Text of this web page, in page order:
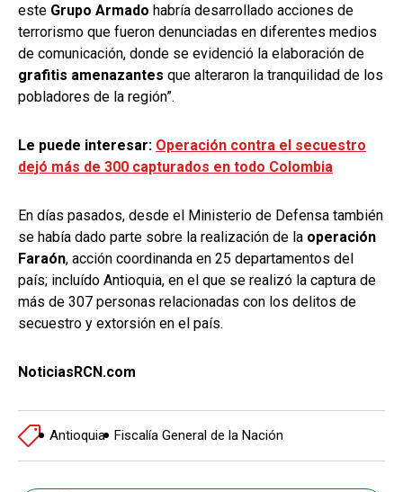
este Grupo Armado habría desarrollado acciones de
terrorismo que fueron denunciadas en diferentes medios
de comunicación, donde se evidenció la elaboración de
grafitis amenazantes que alteraron la tranquilidad de los
pobladores de la región”.
Le puede interesar: Operación contra el secuestro
dejó más de 300 capturados en todo Colombia
En días pasados, desde el Ministerio de Defensa también
se había dado parte sobre la realización de la operación
Faraón, acción coordinanda en 25 departamentos del
país; incluído Antioquia, en el que se realizó la captura de
más de 307 personas relacionadas con los delitos de
secuestro y extorsión en el país.
NoticiasRCN.com
Antioquia Fiscalía General de la Nación